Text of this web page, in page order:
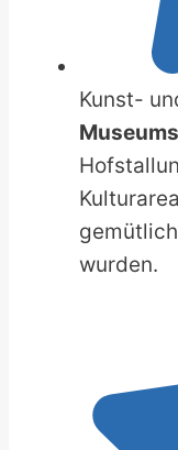
Kunst-
wurden.